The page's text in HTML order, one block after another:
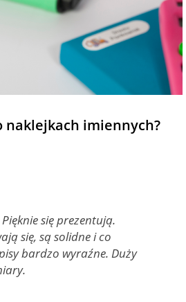
naklejkach imiennych?
się prezentują.
się, są solidne i co
bardzo wyraźne. Duży